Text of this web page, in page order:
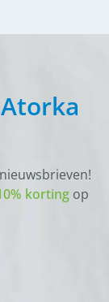
korting op